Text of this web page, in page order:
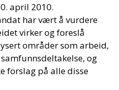
april 2010.
har vært å vurdere
virker og foreslå
områder som arbeid,
og
forslag på alle disse